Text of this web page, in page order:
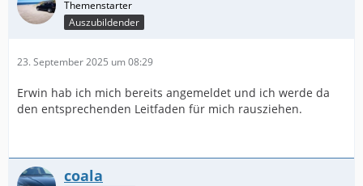
Auszubildender
23. September 2025 um 08:29
Erwin hab ich mich bereits angemeldet und ich werde da
den entsprechenden Leitfaden für mich rausziehen.
coala